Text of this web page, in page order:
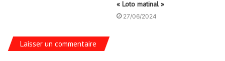
« Loto matinal »
27/06/2024
Laisser un commentaire